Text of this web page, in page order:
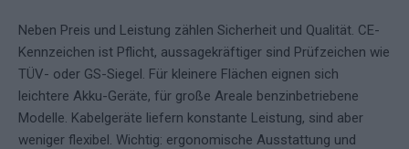
Neben Preis und Leistung zählen Sicherheit und Qualität. CE-
Kennzeichen ist Pflicht, aussagekräftiger sind Prüfzeichen wie
TÜV- oder GS-Siegel. Für kleinere Flächen eignen sich
leichtere Akku-Geräte, für große Areale benzinbetriebene
Modelle. Kabelgeräte liefern konstante Leistung, sind aber
weniger flexibel. Wichtig: ergonomische Ausstattung und